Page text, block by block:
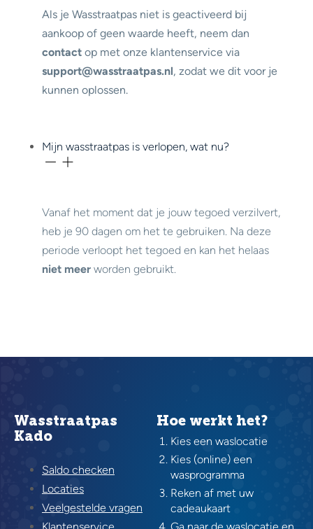
Als je Wasstraatpas niet is geactiveerd bij
aankoop of geen waarde heeft, neem dan
contact op met onze klantenservice via
support@wasstraatpas.nl, zodat we dit voor je
kunnen oplossen.
Mijn wasstraatpas is verlopen, wat nu?
Vanaf het moment dat je jouw tegoed verzilvert,
heb je 90 dagen om het te gebruiken. Na deze
periode verloopt het tegoed en kan het helaas
niet meer worden gebruikt.
Wasstraatpas
Kado
Saldo checken
Locaties
Veelgestelde vragen
Hoe werkt het?
Kies een waslocatie
Kies (online) een
wasprogramma
Reken af met uw
cadeaukaart